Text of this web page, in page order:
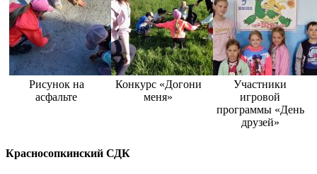
Рисунок на
асфальте
Конкурс «Догони
меня»
Участники
игровой
программы «День
друзей»
Красносопкинский СДК